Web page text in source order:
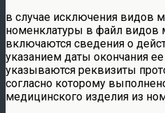
в случае исключения видов
номенклатуры в файл видов
включаются сведения о
указанием даты окончания
указываются реквизиты
согласно которому
медицинского изделия из